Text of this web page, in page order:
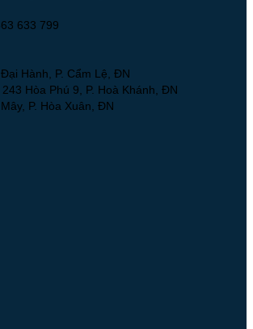
633 799
Hành, P. Cẩm Lệ, ĐN
Hòa Phú 9, P. Hoà Khánh, ĐN
P. Hòa Xuân, ĐN